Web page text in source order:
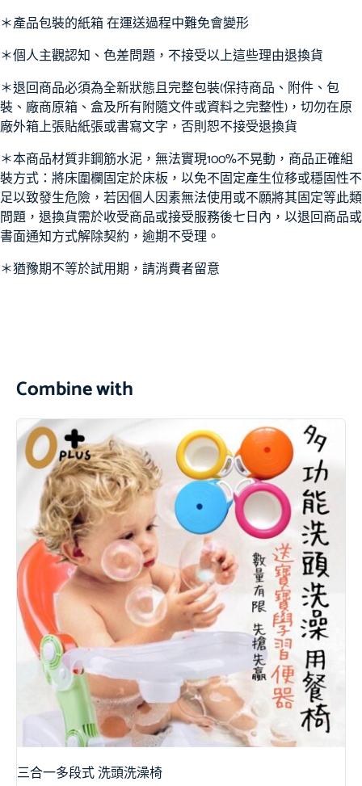
＊產品包裝的紙箱 在運送過程中難免會變形
＊個人主觀認知、色差問題，不接受以上這些理由退換貨
＊退回商品必須為全新狀態且完整包裝(保持商品、附件、包
裝、廠商原箱、盒及所有附隨文件或資料之完整性)，切勿在原
廠外箱上張貼紙張或書寫文字，否則恕不接受退換貨
＊本商品材質非鋼筋水泥，無法實現100%不晃動，商品正確組
裝方式：將床圍欄固定於床板，以免不固定產生位移或穩固性不
足以致發生危險，若因個人因素無法使用或不願將其固定等此類
問題，退換貨需於收受商品或接受服務後七日內，以退回商品或
書面通知方式解除契約，逾期不受理。
＊猶豫期不等於試用期，請消費者留意
Combine with
三合一多段式 洗頭洗澡椅